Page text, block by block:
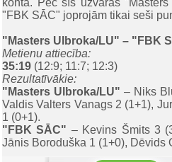
kontā. Pēc šīs uzvaras
"FBK SĀC" joprojām tikai seši
"Masters Ulbroka/LU" – "FBK
Metienu attiecība:
35:19 (12:9; 11:7; 12:3)
Rezultatīvākie:
"Masters Ulbroka/LU" – Niks
Valdis Valters Vanags 2 (1+1),
1 (0+1).
"FBK SĀC" – Kevins Šmits 3
Jānis Boroduška 1 (1+0), Dēvids